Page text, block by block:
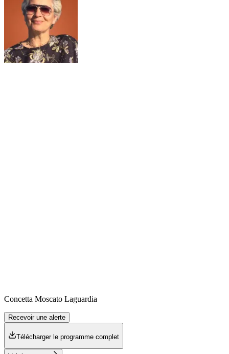
Concetta Moscato Laguardia
Recevoir une alerte
Télécharger le programme complet